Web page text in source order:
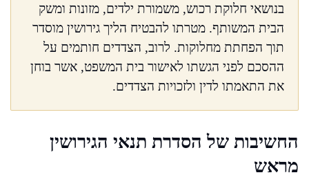
בנושאי חלוקת רכוש, משמורת ילדים, מזונות ומשק
הבית המשותף. מטרתו להבטיח הליך גירושין מוסדר
תוך הפחתת מחלוקות. לרוב, הצדדים חותמים על
ההסכם לפני הגשתו לאישור בית המשפט, אשר בוחן
את התאמתו לדין ולזכויות הצדדים.
החשיבות של הסדרת תנאי הגירושין
מראש